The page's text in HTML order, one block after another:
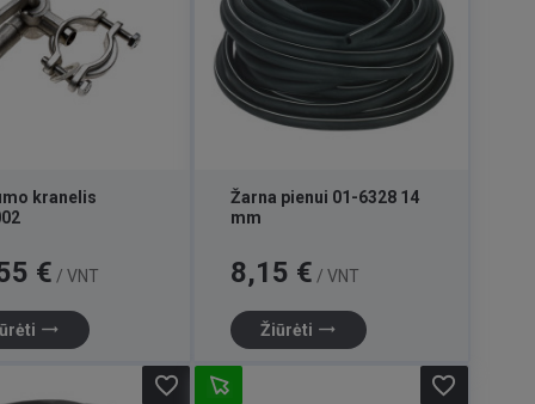
kranelis
€ / VNT
trending_flat
Žarna pienui 01-6328 14
mm
Kaina
8,15 € / VNT
Žiūrėti trending_flat
favorite_border favorite_border